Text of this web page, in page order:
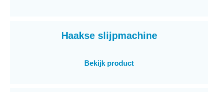
Haakse slijpmachine
Bekijk product